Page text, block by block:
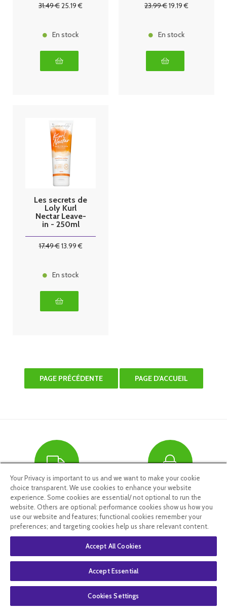
31.49€25.19 €
En stock
23.99€19.19 €
En stock
Les secrets de
Loly Kurl
Nectar Leave-
in - 250ml
17.49€13.99€
En stock
LIVRAISON
OFFERTE DÈS 59€
D'ACHAT
via Mondial Relay
PAIEMENT 100%
SÉCURISÉ
Your Privacy is important to us and we want to make your cookie
choice transparent. We use cookies to enhance your website
experience. Some cookies are essential/ not optional to run the
website. Others are optional: performance cookies show us how you
use our website and features; functional cookies remember your
preferences; and targeting cookies help us share relevant content.
Accept All Cookies
Accept Essential
Cookies Settings